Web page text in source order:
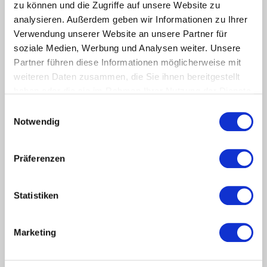
zu können und die Zugriffe auf unsere Website zu
analysieren. Außerdem geben wir Informationen zu Ihrer
Verwendung unserer Website an unsere Partner für
soziale Medien, Werbung und Analysen weiter. Unsere
Partner führen diese Informationen möglicherweise mit
weiteren Daten zusammen, die Sie ihnen bereitgestellt
Notwendig
Präferenzen
Statistiken
Marketing
Einfach zu benutzen und stark in den Funktionen. Mit
Jobnet.Jobs als JobZENTRALE für Durchblick im
regionalen Stellenmarkt. Mit 95 % der vor Ort
verfügbaren Stellen. Helfen Sie Ihren Arbeitsuchenden,
sich aussichtsreich am Markt zu positionieren und
erfolgreich zu bewerben. Mit Bildungsangeboten, KI-
mehr lesen